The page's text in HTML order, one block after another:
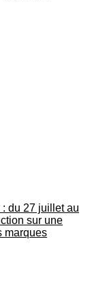
du 27 juillet au
sur une
marques